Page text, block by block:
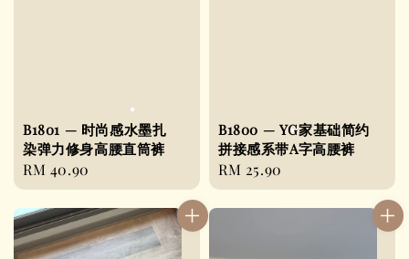
B1801 — 时尚感水墨扎
染弹力修身高腰直筒裤
Regular
price
RM 40.90
B1800 — YG家基础简约
拼接感系带A字高腰裤
Regular
price
RM 25.90